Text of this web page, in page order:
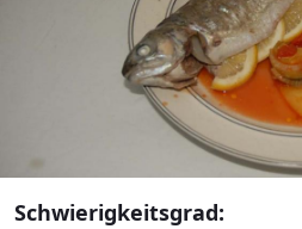
Schwierigkeitsgrad: